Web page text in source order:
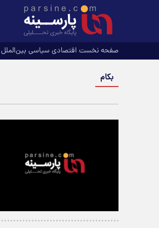
صفحه نخست اقتصادی سیاسی بین‌الملل
بکام